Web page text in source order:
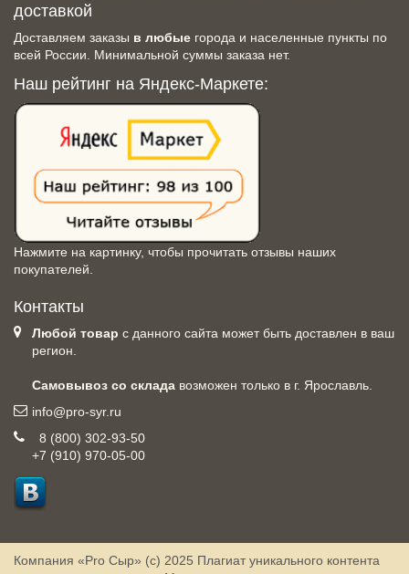
доставкой
Доставляем заказы в любые города и населенные пункты по
всей России. Минимальной суммы заказа нет.
Наш рейтинг на Яндекс-Маркете:
Нажмите на картинку, чтобы прочитать отзывы наших
покупателей.
Контакты
Любой товар с данного сайта может быть доставлен в ваш
регион.
Самовывоз со склада возможен только в г. Ярославль.
info@pro-syr.ru
8 (800) 302-93-50
+7 (910) 970-05-00
Компания «Pro Сыр» (с) 2025 Плагиат уникального контента